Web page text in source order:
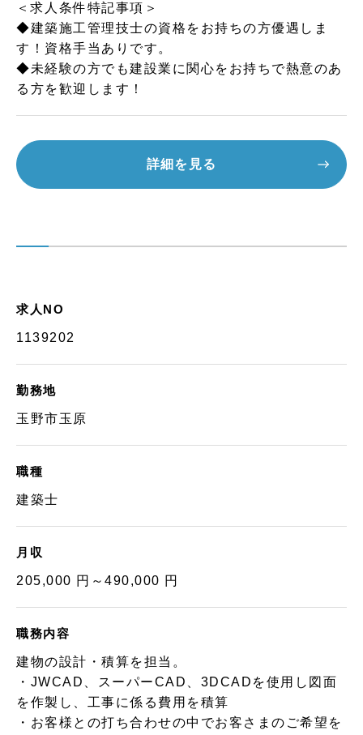
＜求人条件特記事項＞
◆建築施工管理技士の資格をお持ちの方優遇しま
す！資格手当ありです。
◆未経験の方でも建設業に関心をお持ちで熱意のあ
る方を歓迎します！
詳細を見る
求人NO
1139202
勤務地
玉野市玉原
職種
建築士
月収
205,000 円～490,000 円
職務内容
建物の設計・積算を担当。
・JWCAD、スーパーCAD、3DCADを使用し図面
を作製し、工事に係る費用を積算
・お客様との打ち合わせの中でお客さまのご希望を